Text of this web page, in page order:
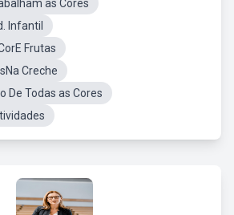
as Cores
Infantil
Frutas
Creche
De Todas as Cores